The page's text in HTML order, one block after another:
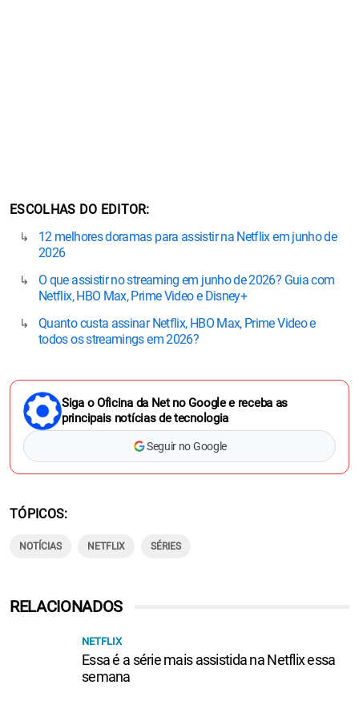
ESCOLHAS DO EDITOR
12 melhores doramas para assistir na Netflix em junho de
2026
O que assistir no streaming em junho de 2026? Guia com
Netflix, HBO Max, Prime Video e Disney+
Quanto custa assinar Netflix, HBO Max, Prime Video e
todos os streamings em 2026?
Siga o Oficina da Net no Google e receba as
principais notícias de tecnologia
Seguir no Google
TÓPICOS
NOTÍCIAS NETFLIX SÉRIES
RELACIONADOS
NETFLIX
Essa é a série mais assistida na Netflix essa
semana